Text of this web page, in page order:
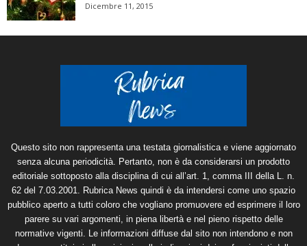
Dicembre 11, 2015
Questo sito non rappresenta una testata giornalistica e viene aggiornato
senza alcuna periodicità. Pertanto, non è da considerarsi un prodotto
editoriale sottoposto alla disciplina di cui all’art. 1, comma III della L. n.
62 del 7.03.2001. Rubrica News quindi è da intendersi come uno spazio
pubblico aperto a tutti coloro che vogliano promuovere ed esprimere il loro
parere su vari argomenti, in piena libertà e nel pieno rispetto delle
normative vigenti. Le informazioni diffuse dal sito non intendono e non